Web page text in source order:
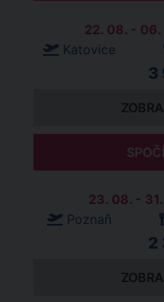
22. 08. -
Katovice
3
23. 08. -
Poznaň
2